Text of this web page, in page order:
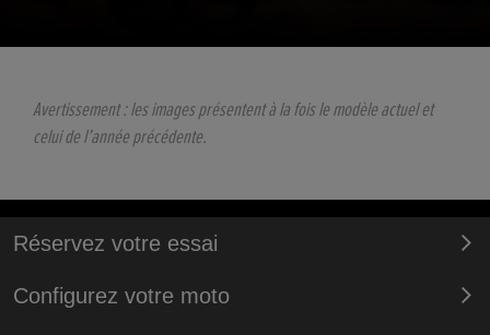
Avertissement : les images présentent à la fois le modèle actuel et
celui de l’année précédente.
Réservez votre essai
Configurez votre moto